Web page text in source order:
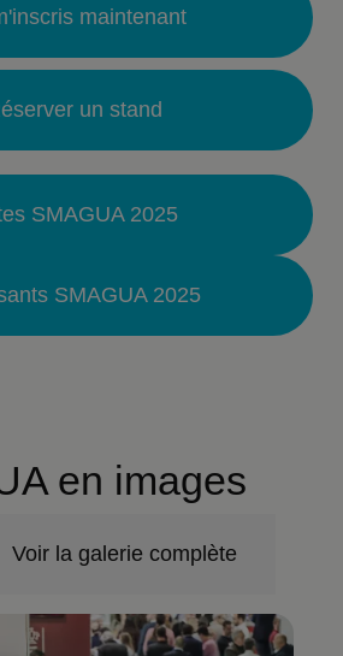
maintenant
un stand
SMAGUA 2025
SMAGUA 2025
en images
Voir la galerie complète